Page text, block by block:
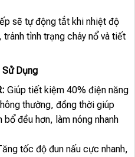
sẽ tự động tắt khi nhiệt độ
tình trạng cháy nổ và tiết
Dụng
Giúp tiết kiệm 40% điện năng
thường, đồng thời giúp
đều hơn, làm nóng nhanh
tốc độ đun nấu cực nhanh,